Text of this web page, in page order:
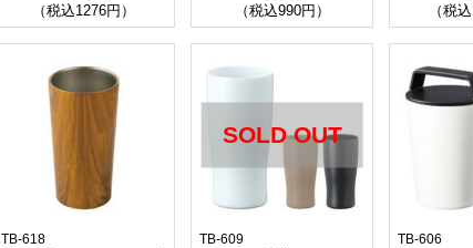
（税込1276円）
（税込990円）
（税
TB-618
SOLD OUT
TB-609
TB-606